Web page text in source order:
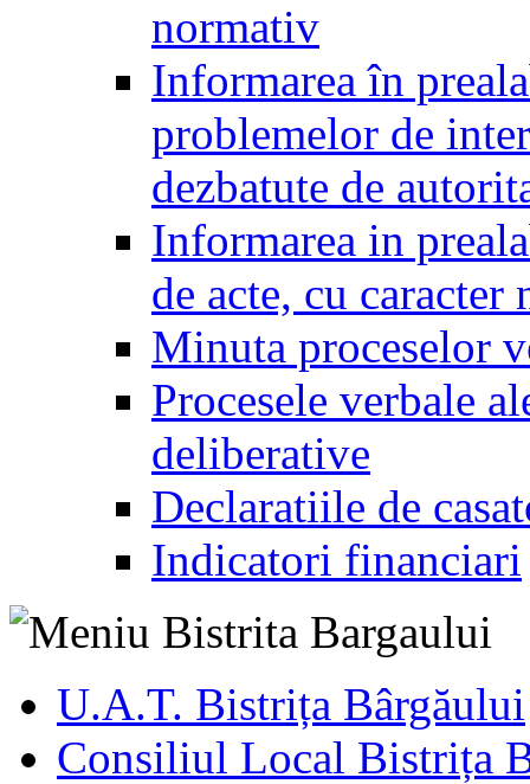
normativ
Informarea în
problemelor de
dezbatute de
Informarea in
de acte, cu caracter
Minuta proceselor
Procesele verbale
deliberative
Declaratiile de
Indicatori financiari
U.A.T. Bistrița Bârgăului
Consiliul Local Bistrița